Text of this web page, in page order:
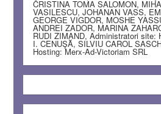
CRISTINA TOMA SALOMON,
VASILESCU, JOHANAN VASS,
GEORGE VIGDOR, MOSHE
ANDREI ZADOR, MARINA
RUDI ZIMAND, Administratori site:
I. CENUŞĂ, SILVIU CAROL
Hosting: Merx-Ad-Victoriam SRL